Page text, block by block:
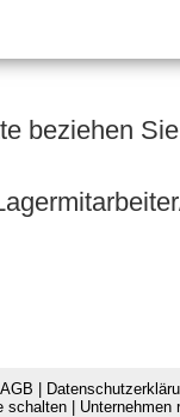
beziehen
AGB
schalten| Unternehmen